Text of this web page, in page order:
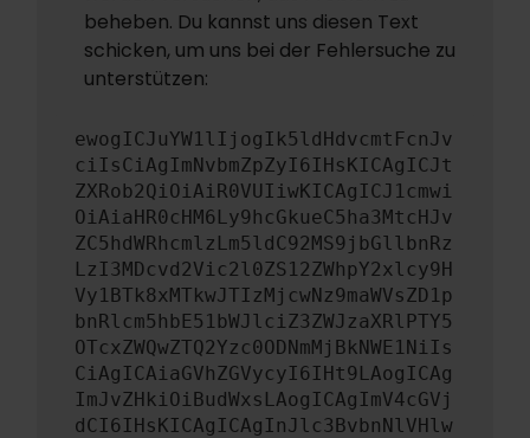
beheben. Du kannst uns diesen Text
schicken, um uns bei der Fehlersuche zu
unterstützen:
ewogICJuYW1lIjogIk5ldHdvcmtFcnJv
ciIsCiAgImNvbmZpZyI6IHsKICAgICJt
ZXRob2QiOiAiR0VUIiwKICAgICJ1cmwi
OiAiaHR0cHM6Ly9hcGkueC5ha3MtcHJv
ZC5hdWRhcmlzLm5ldC92MS9jbGllbnRz
LzI3MDcvd2Vic2l0ZS12ZWhpY2xlcy9H
Vy1BTk8xMTkwJTIzMjcwNz9maWVsZD1p
bnRlcm5hbE51bWJlciZ3ZWJzaXRlPTY5
OTcxZWQwZTQ2Yzc0ODNmMjBkNWE1NiIs
CiAgICAiaGVhZGVycyI6IHt9LAogICAg
ImJvZHkiOiBudWxsLAogICAgImV4cGVj
dCI6IHsKICAgICAgInJlc3BvbnNlVHlw